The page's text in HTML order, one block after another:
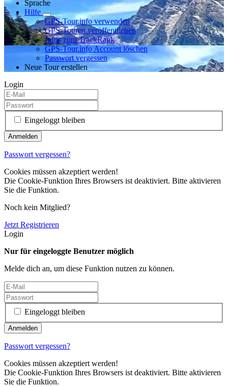
Sprache
Hilfe
GPS-Tour.info verwenden
GPS-Touren veröffentlichen
Infos zum TrackRank
GPS-Tour.info Account löschen
Passwort vergessen
Neue Tour erstellen
Login
Eingeloggt bleiben
Passwort vergessen?
Cookies müssen akzeptiert werden!
Die Cookie-Funktion Ihres Browsers ist deaktiviert. Bitte aktivieren
Sie die Funktion.
Noch kein Mitglied?
Jetzt Registrieren
Login
Nur für eingeloggte Benutzer möglich
Melde dich an, um diese Funktion nutzen zu können.
Eingeloggt bleiben
Passwort vergessen?
Cookies müssen akzeptiert werden!
Die Cookie-Funktion Ihres Browsers ist deaktiviert. Bitte aktivieren
Sie die Funktion.